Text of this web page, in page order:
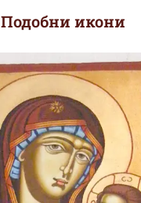
Подобни икони